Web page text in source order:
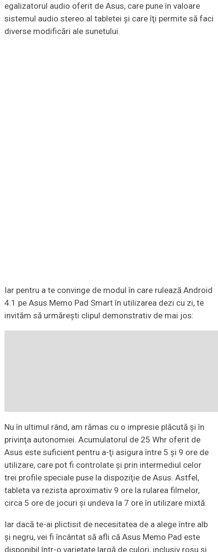
egalizatorul audio oferit de Asus, care pune în valoare
sistemul audio stereo al tabletei şi care îţi permite să faci
diverse modificări ale sunetului.
Iar pentru a te convinge de modul în care rulează Android
4.1 pe Asus Memo Pad Smart în utilizarea dezi cu zi, te
invităm să urmăreşti clipul demonstrativ de mai jos:
Nu în ultimul rând, am rămas cu o impresie plăcută şi în
privinţa autonomiei. Acumulatorul de 25 Whr oferit de
Asus este suficient pentru a-ţi asigura între 5 şi 9 ore de
utilizare, care pot fi controlate şi prin intermediul celor
trei profile speciale puse la dispoziţie de Asus. Astfel,
tableta va rezista aproximativ 9 ore la rularea filmelor,
circa 5 ore de jocuri şi undeva la 7 ore în utilizare mixtă.
Iar dacă te-ai plictisit de necesitatea de a alege între alb
şi negru, vei fi încântat să afli că Asus Memo Pad este
disponibil într-o varietate largă de culori, inclusiv roşu şi